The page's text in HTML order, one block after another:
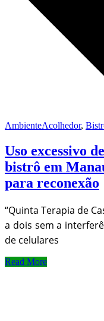
AmbienteAcolhedor,
Uso excessivo
bistrô em
para reconexão
“Quinta Terapia de
a dois sem a
de celulares
Read More